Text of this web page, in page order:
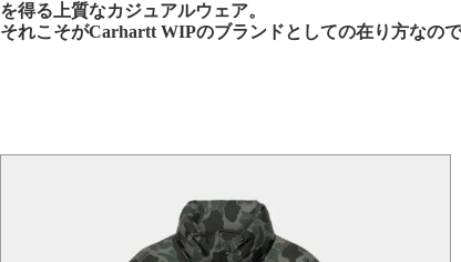
を得る上質なカジュアルウェア。
それこそがCarhartt WIPのブランドとしての在り方なので